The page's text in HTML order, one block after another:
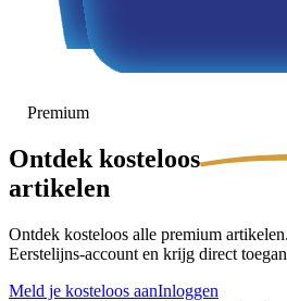
Premium
Ontdek kosteloos
artikelen
Ontdek kosteloos alle premium
Eerstelijns-account en krijg direct
Meld je kosteloos aanInloggen